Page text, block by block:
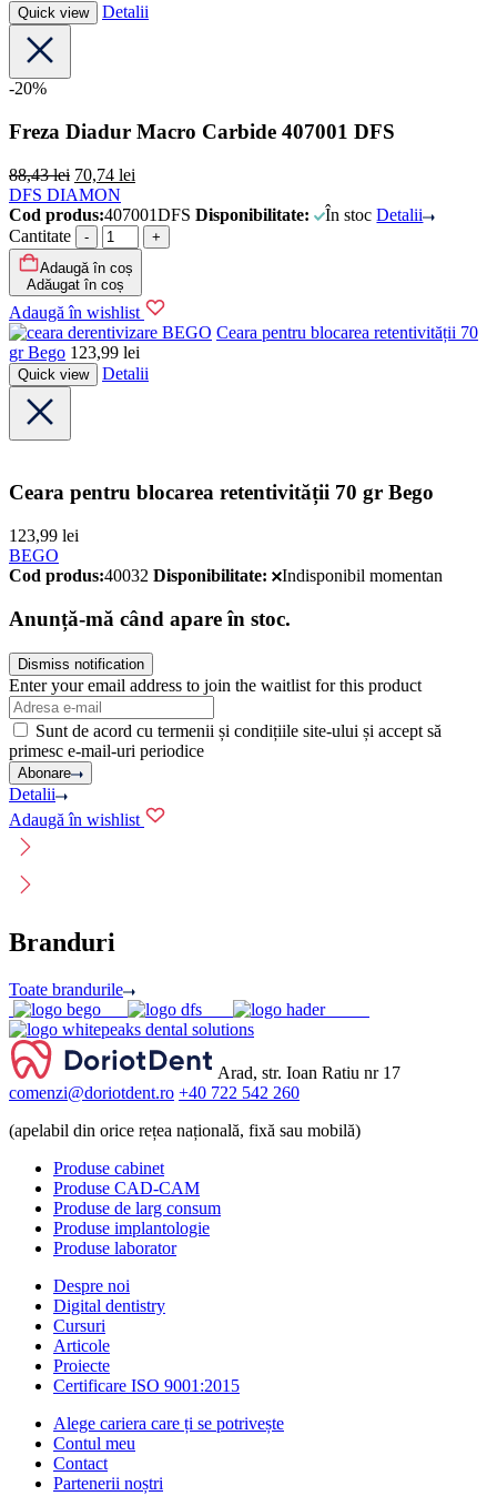
Quick view Detalii
-20%
Freza Diadur Macro Carbide 407001 DFS
88,43lei 70,74 lei
DFS DIAMON
Cod produs:407001DFS Disponibilitate: În stocDetalii
Cantitate
Adaugă în coș
Adăugat în coș
Adaugă în wishlist
BEGO Ceara pentru blocarea retentivității 70
gr Bego 123,99 lei
Quick view Detalii
Ceara pentru blocarea retentivității 70 gr Bego
123,99 lei
BEGO
Cod produs:40032 Disponibilitate: Indisponibil momentan
Anunță-mă când apare în stoc.
Dismiss notification
Enter your email address to join the waitlist for this product
Sunt de acord cu termenii și condițiile site-ului și accept să
primesc e-mail-uri periodice
Abonare
Detalii
Adaugă în wishlist
Branduri
Toate brandurile
Arad, str. Ioan Ratiu nr 17
comenzi@doriotdent.ro +40 722 542 260
(apelabil din orice rețea națională, fixă sau mobilă)
Produse cabinet
Produse CAD-CAM
Produse de larg consum
Produse implantologie
Produse laborator
Despre noi
Digital dentistry
Cursuri
Articole
Proiecte
Certificare ISO 9001:2015
Alege cariera care ți se potrivește
Contul meu
Contact
Partenerii noștri